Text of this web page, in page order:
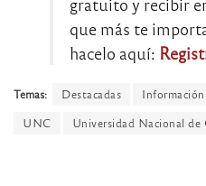
gratuito y recibir
que más te
hacelo aquí:
Temas: Destacadas Información
UNC
Universidad Nacional de